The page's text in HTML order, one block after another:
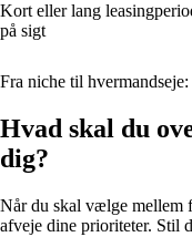
Kort eller lang
på sigt
Fra niche til
Hvad skal du
dig?
Når du skal vælge mellem
afveje dine prioriteter. Stil